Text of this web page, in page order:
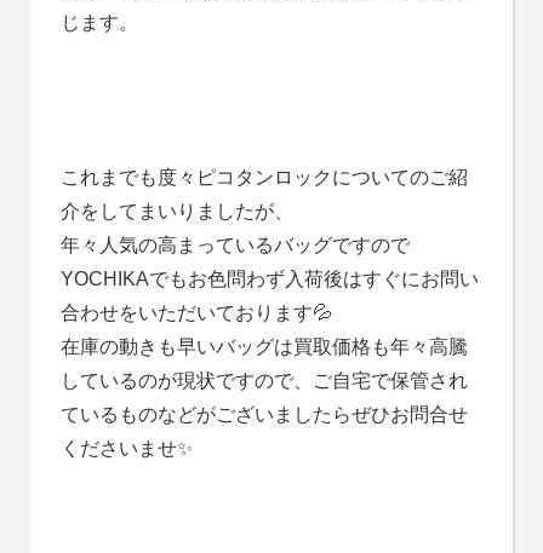
じます。
これまでも度々ピコタンロックについてのご紹
介をしてまいりましたが、
年々人気の高まっているバッグですので
YOCHIKAでもお色問わず入荷後はすぐにお問い
合わせをいただいております💦
在庫の動きも早いバッグは買取価格も年々高騰
しているのが現状ですので、ご自宅で保管され
ているものなどがございましたらぜひお問合せ
くださいませ✨